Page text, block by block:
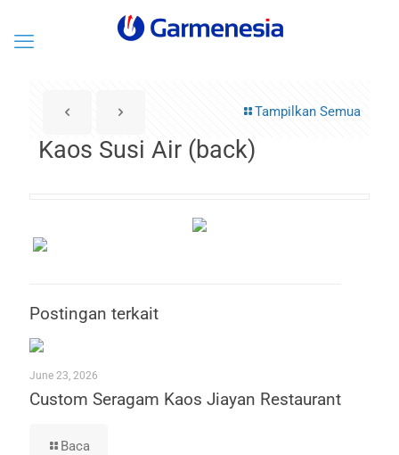
Tampilkan Semua
Kaos Susi Air (back)
Postingan terkait
June 23, 2026
Custom Seragam Kaos Jiayan Restaurant
Baca